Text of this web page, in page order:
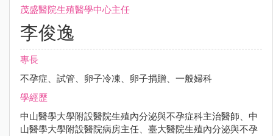
茂盛醫院生殖醫學中心主任
李俊逸
專長
不孕症、試管、卵子冷凍、卵子捐贈、一般婦科
學經歷
中山醫學大學附設醫院生殖內分泌與不孕症科主治醫師、中
山醫學大學附設醫院病房主任、臺大醫院生殖內分泌與不孕